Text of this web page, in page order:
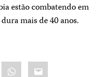
estão combatendo em
mais de 40 anos.
WhatsApp
Email